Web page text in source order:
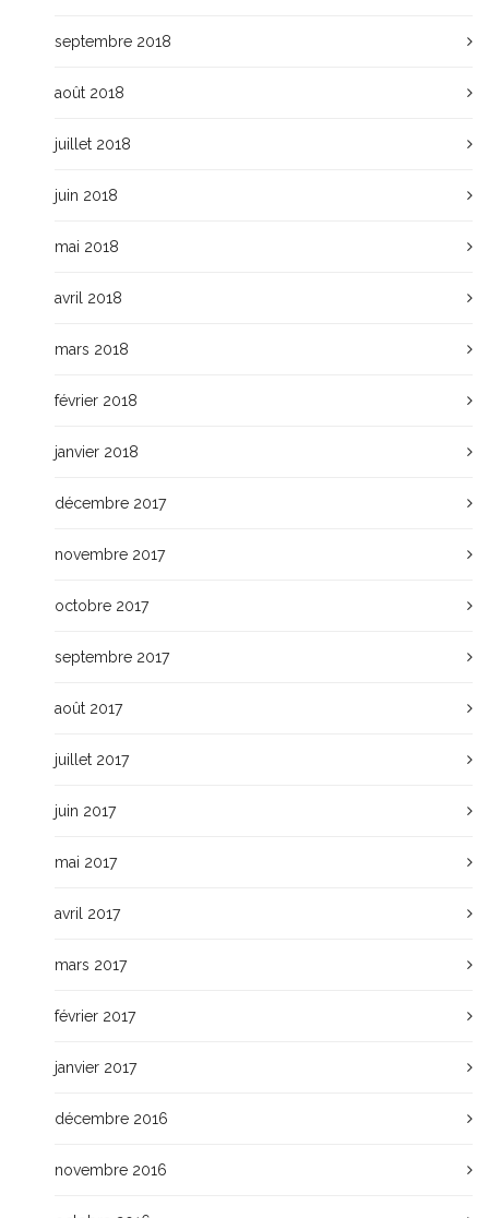
septembre 2018
août 2018
juillet 2018
juin 2018
mai 2018
avril 2018
mars 2018
février 2018
janvier 2018
décembre 2017
novembre 2017
octobre 2017
septembre 2017
août 2017
juillet 2017
juin 2017
mai 2017
avril 2017
mars 2017
février 2017
janvier 2017
décembre 2016
novembre 2016